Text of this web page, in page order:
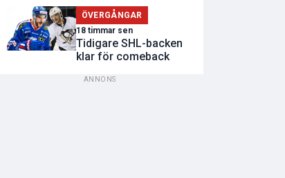
ÖVERGÅNGAR
18 timmar sen
Tidigare SHL-backen
klar för comeback
ANNONS